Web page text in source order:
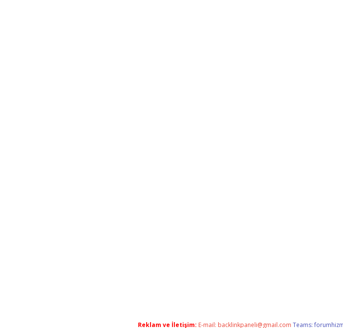
Reklam ve İletişim: E-mail: backlinkpaneli@gmail.com Teams: